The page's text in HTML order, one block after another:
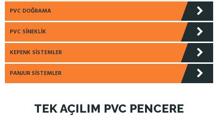
PVC DOĞRAMA
PVC SINEKLIK
KEPENK SISTEMLER
PANJUR SISTEMLER
TEK AÇILIM PVC PENCERE